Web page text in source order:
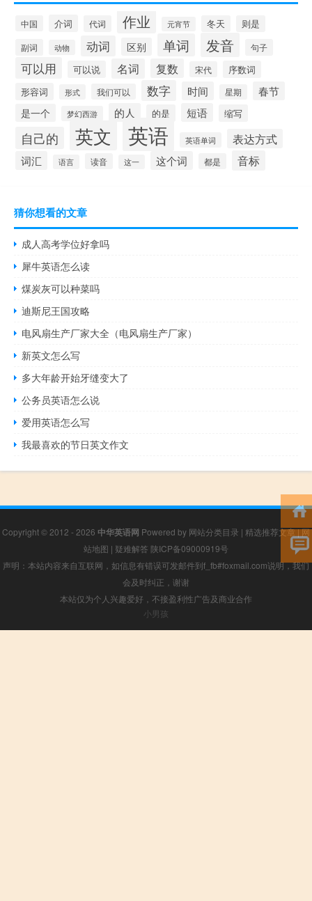
中国 介词 代词 作业 元宵节 冬天
则是
副词
动物 动词 区别 单词 发音 句子
可以用 可以说 名词 复数 宋代
序数词
形容词
形式 我们可以 数字 时间 星期 春节
是一个 梦幻西游 的人 的是 短语 缩写
自己的 英文 英语 英语单词 表达方式
词汇 语言 读音 这一 这个词 都是 音标
猜你想看的文章
成人高考学位好拿吗
犀牛英语怎么读
煤炭灰可以种菜吗
迪斯尼王国攻略
电风扇生产厂家大全（电风扇生产厂家）
新英文怎么写
多大年龄开始牙缝变大了
公务员英语怎么说
爱用英语怎么写
我最喜欢的节日英文作文
Copyright © 2012 - 2026 中华英语网 Powered by 网站分类目录 | 精选推荐文章|网
站地图 | 疑难解答 陕ICP备09000919号
声明：本站内容来自互联网，如信息有错误可发邮件到f_fb#foxmail.com说明，我们
会及时纠正，谢谢
本站仅为个人兴趣爱好，不接盈利性广告及商业合作
小男孩